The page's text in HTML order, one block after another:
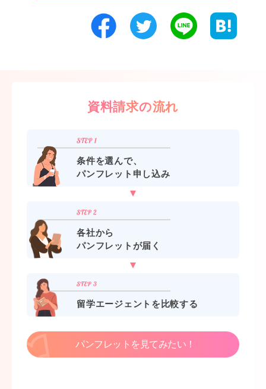
資料請求の流れ
条件を選んで、
パンフレット申し込み
各社から
パンフレットが届く
留学エージェントを比較する
パンフレットを見てみたい！